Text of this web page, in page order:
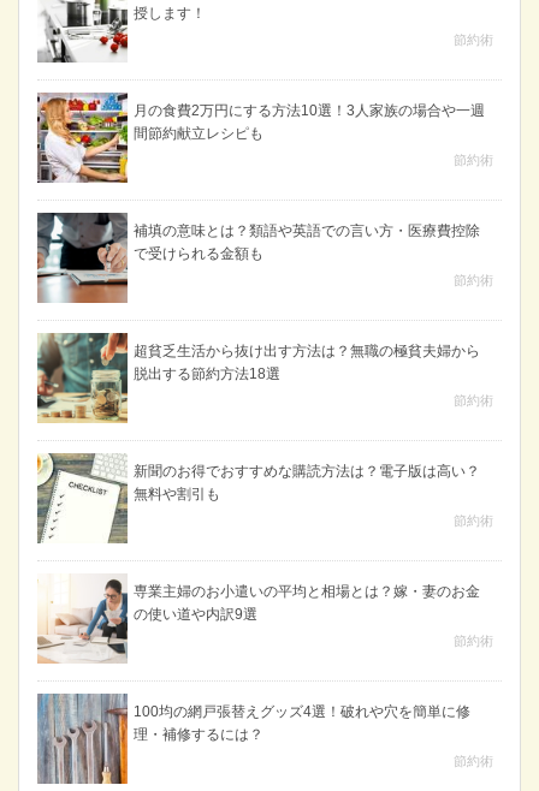
授します！
節約術
月の食費2万円にする方法10選！3人家族の場合や一週
間節約献立レシピも
節約術
補填の意味とは？類語や英語での言い方・医療費控除
で受けられる金額も
節約術
超貧乏生活から抜け出す方法は？無職の極貧夫婦から
脱出する節約方法18選
節約術
新聞のお得でおすすめな購読方法は？電子版は高い？
無料や割引も
節約術
専業主婦のお小遣いの平均と相場とは？嫁・妻のお金
の使い道や内訳9選
節約術
100均の網戸張替えグッズ4選！破れや穴を簡単に修
理・補修するには？
節約術